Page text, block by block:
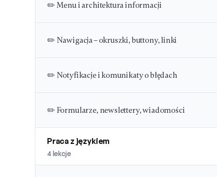
✏️ Menu i architektura informacji
✏️ Nawigacja – okruszki, buttony, linki
✏️ Notyfikacje i komunikaty o błędach
✏️ Formularze, newslettery, wiadomości
Praca z językiem
4 lekcje